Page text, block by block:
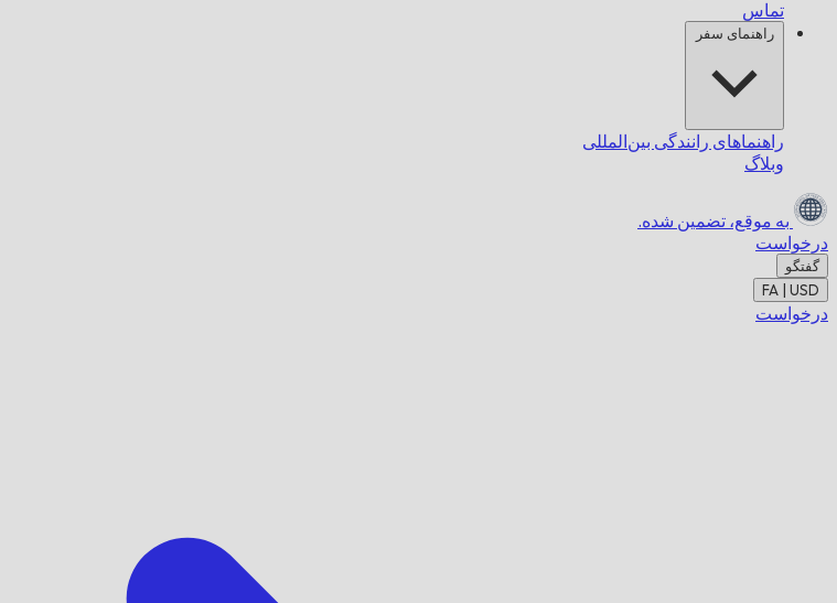
تماس
راهنمای سفر
راهنماهای رانندگی بین‌المللی
وبلاگ
به موقع، تضمین شده.
درخواست
گفتگو
FA | USD
درخواست